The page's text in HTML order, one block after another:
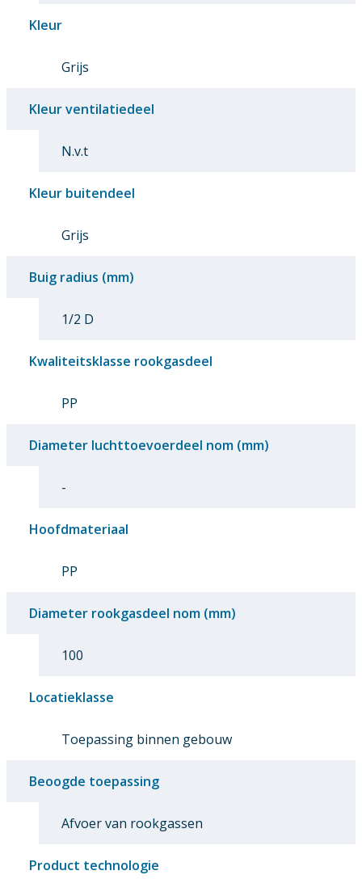
Kleur
Grijs
Kleur ventilatiedeel
N.v.t
Kleur buitendeel
Grijs
Buig radius (mm)
1/2 D
Kwaliteitsklasse rookgasdeel
PP
Diameter luchttoevoerdeel nom (mm)
-
Hoofdmateriaal
PP
Diameter rookgasdeel nom (mm)
100
Locatieklasse
Toepassing binnen gebouw
Beoogde toepassing
Afvoer van rookgassen
Product technologie